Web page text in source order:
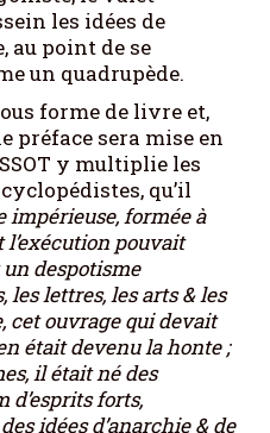
les idées de
au point de se
un quadrupède.
forme de livre et,
préface sera mise en
y multiplie les
qu’il
impérieuse, formée à
l’exécution pouvait
despotisme
les lettres, les arts & les
cet ouvrage qui devait
était devenu la honte ;
il était né des
d’esprits forts,
idées d’anarchie & de